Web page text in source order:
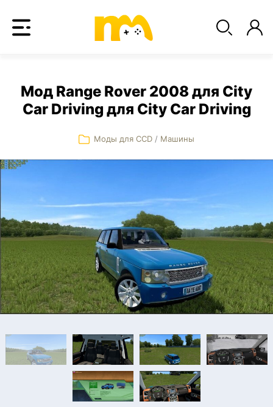
Мод Range Rover 2008 для City
Car Driving для City Car Driving
Моды для CCD / Машины